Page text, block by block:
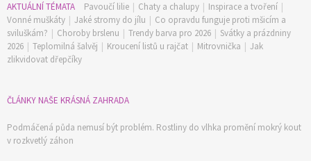
AKTUÁLNÍ TÉMATA Pavoučí lilie | Chaty a chalupy | Inspirace a tvoření |
Vonné muškáty | Jaké stromy do jílu | Co opravdu funguje proti mšicím a
sviluškám? | Choroby brslenu | Trendy barva pro 2026 | Svátky a prázdniny
2026 | Teplomilná šalvěj | Kroucení listů u rajčat | Mitrovnička | Jak
zlikvidovat dřepčíky
ČLÁNKY NAŠE KRÁSNÁ ZAHRADA
Podmáčená půda nemusí být problém. Rostliny do vlhka promění mokrý kout
v rozkvetlý záhon